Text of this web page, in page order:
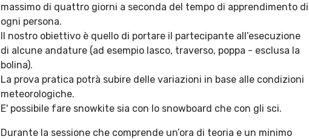
massimo di quattro giorni a seconda del tempo di apprendimento di
ogni persona.
Il nostro obiettivo è quello di portare il partecipante all’esecuzione
di alcune andature (ad esempio lasco, traverso, poppa - esclusa la
bolina).
La prova pratica potrà subire delle variazioni in base alle condizioni
meteorologiche.
E' possibile fare snowkite sia con lo snowboard che con gli sci.
Durante la sessione che comprende un’ora di teoria e un minimo